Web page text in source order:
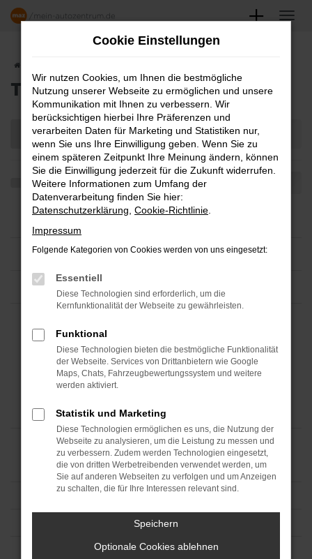
Zum
TEILEN
Cookie Einstellungen
Wir nutzen Cookies, um Ihnen die bestmögliche
Nutzung unserer Webseite zu ermöglichen und unsere
Kommunikation mit Ihnen zu verbessern. Wir
berücksichtigen hierbei Ihre Präferenzen und
verarbeiten Daten für Marketing und Statistiken nur,
wenn Sie uns Ihre Einwilligung geben. Wenn Sie zu
einem späteren Zeitpunkt Ihre Meinung ändern, können
Sie die Einwilligung jederzeit für die Zukunft widerrufen.
Weitere Informationen zum Umfang der
Datenverarbeitung finden Sie hier:
Datenschutzerklärung Cookie-Richtlinie
Impressum
Folgende Kategorien von Cookies werden von uns eingesetzt:
Essentiell
Diese Technologien sind erforderlich, um die
Kernfunktionalität der Webseite zu gewährleisten.
Funktional
Diese Technologien bieten die bestmögliche Funktionalität
der Webseite. Services von Drittanbietern wie Google
Maps, Chats, Fahrzeugbewertungssystem und weitere
werden aktiviert.
Statistik und Marketing
Diese Technologien ermöglichen es uns, die Nutzung der
Webseite zu analysieren, um die Leistung zu messen und
zu verbessern. Zudem werden Technologien eingesetzt,
die von dritten Werbetreibenden verwendet werden, um
Sie auf anderen Webseiten zu verfolgen und um Anzeigen
zu schalten, die für Ihre Interessen relevant sind.
Speichern
Optionale Cookies ablehnen